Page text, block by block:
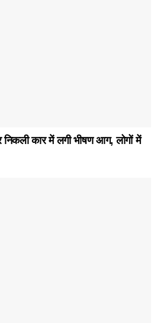
कार में लगी भीषण आग, लोगों में